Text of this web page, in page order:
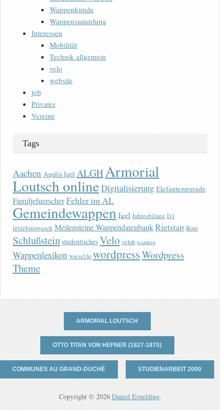
Wappenkunde
Wappensammlung
Interessen
Mobilität
Technik allgemein
velo
website
job
Privates
Vereine
Tags
Aachen Agulia Igel ALGHArmorial
Loutsch onlineDigitalisierung Elefantenparade
FamiljefuerscherFehler im AL
Gemeindewappen Igel Jahresbilanz lvi
lëtzebuergesch Meilensteine WappendatenbankRietstap Rom
Schlußstein studentisches Velo veloh wandern
Wappenlexikon wiesel.lu wordpressWordpress
Theme
ARMORIAL LOUTSCH
OTTO TITAN VON HEFNER (1827-1870)
COMMUNES AU GRAND-DUCHÉ STUDIENARBEIT 2000
Copyright © 2026 Daniel Erpelding.